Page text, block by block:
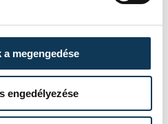
a megengedése
engedélyezése